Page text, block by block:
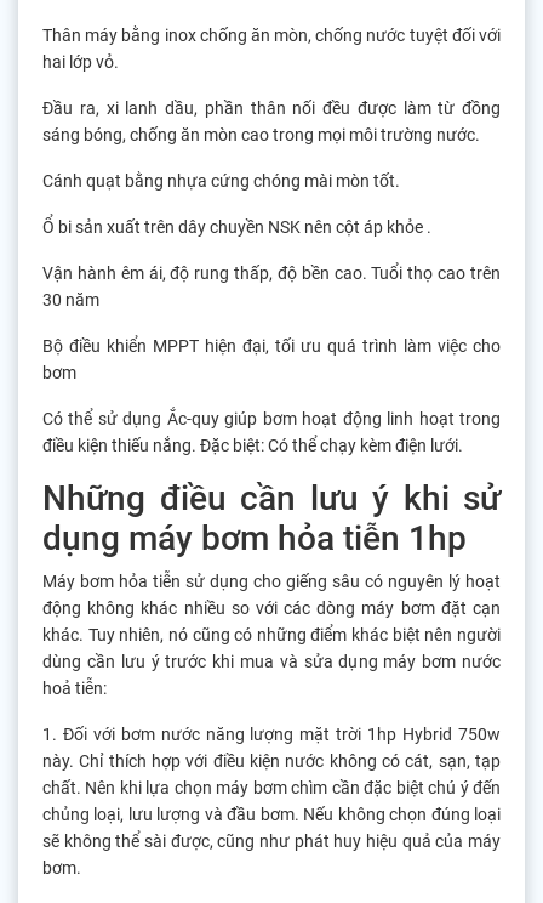
Thân máy bằng inox chống ăn mòn, chống nước tuyệt đối với
hai lớp vỏ.
Đầu ra, xi lanh dầu, phần thân nối đều được làm từ đồng
sáng bóng, chống ăn mòn cao trong mọi môi trường nước.
Cánh quạt bằng nhựa cứng chóng mài mòn tốt.
Ổ bi sản xuất trên dây chuyền NSK nên cột áp khỏe .
Vận hành êm ái, độ rung thấp, độ bền cao. Tuổi thọ cao trên
30 năm
Bộ điều khiển MPPT hiện đại, tối ưu quá trình làm việc cho
bơm
Có thể sử dụng Ắc-quy giúp bơm hoạt động linh hoạt trong
điều kiện thiếu nắng. Đặc biệt: Có thể chạy kèm điện lưới.
Những điều cần lưu ý khi sử
dụng máy bơm hỏa tiễn 1hp
Máy bơm hỏa tiễn sử dụng cho giếng sâu có nguyên lý hoạt
động không khác nhiều so với các dòng máy bơm đặt cạn
khác. Tuy nhiên, nó cũng có những điểm khác biệt nên người
dùng cần lưu ý trước khi mua và sửa dụng máy bơm nước
hoả tiễn:
1. Đối với bơm nước năng lượng mặt trời 1hp Hybrid 750w
này. Chỉ thích hợp với điều kiện nước không có cát, sạn, tạp
chất. Nên khi lựa chọn máy bơm chìm cần đặc biệt chú ý đến
chủng loại, lưu lượng và đầu bơm. Nếu không chọn đúng loại
sẽ không thể sài được, cũng như phát huy hiệu quả của máy
bơm.